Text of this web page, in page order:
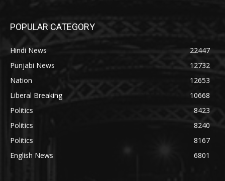
POPULAR CATEGORY
Hindi News
22447
Punjabi News
12732
Nation
12653
Liberal Breaking
10668
Politics
8423
Politics
8240
Politics
8167
English News
6801